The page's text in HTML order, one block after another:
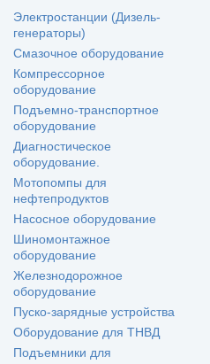
Электростанции (Дизель-
генераторы)
Смазочное оборудование
Компрессорное
оборудование
Подъемно-транспортное
оборудование
Диагностическое
оборудование.
Мотопомпы для
нефтепродуктов
Насосное оборудование
Шиномонтажное
оборудование
Железнодорожное
оборудование
Пуско-зарядные устройства
Оборудование для ТНВД
Подъемники для